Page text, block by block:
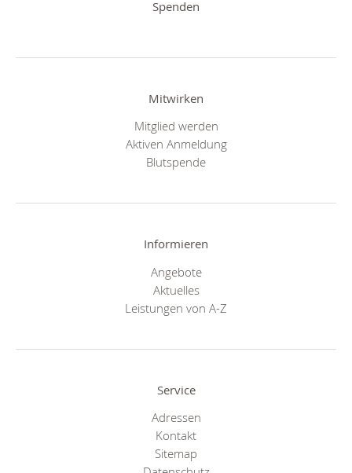
Spenden
Mitwirken
Mitglied werden
Aktiven Anmeldung
Blutspende
Informieren
Angebote
Aktuelles
Leistungen von A-Z
Service
Adressen
Kontakt
Sitemap